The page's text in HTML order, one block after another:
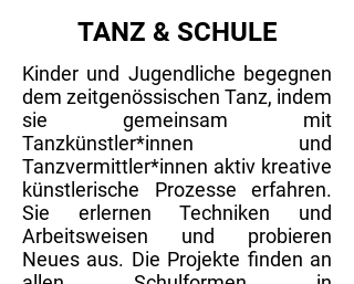
TANZ & SCHULE
Kinder und Jugendliche begegnen
dem zeitgenössischen Tanz, indem
sie gemeinsam mit
Tanzkünstler*innen und
Tanzvermittler*innen aktiv kreative
künstlerische Prozesse erfahren.
Sie erlernen Techniken und
Arbeitsweisen und probieren
Neues aus. Die Projekte finden an